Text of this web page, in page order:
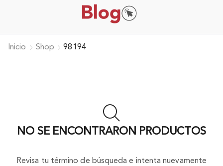
Inicio Shop 98194
NO SE ENCONTRARON PRODUCTOS
Revisa tu término de búsqueda e intenta nuevamente